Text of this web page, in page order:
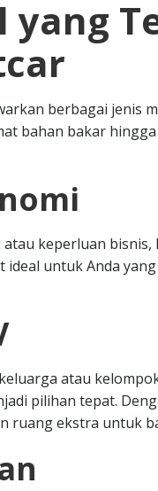
yang
berbagai jenis
bahan bakar
keperluan bisnis,
ideal untuk Anda
atau
pilihan tepat.
ruang ekstra untuk